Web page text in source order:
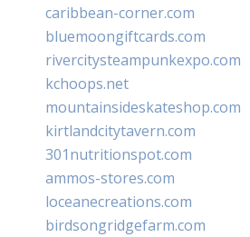
caribbean-corner.com
bluemoongiftcards.com
rivercitysteampunkexpo.com
kchoops.net
mountainsideskateshop.com
kirtlandcitytavern.com
301nutritionspot.com
ammos-stores.com
loceanecreations.com
birdsongridgefarm.com